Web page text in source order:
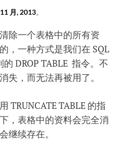
月, 2013。
除一个表格中的所有资
，一种方式是我们在 SQL
DROP TABLE 指令。不
失，而无法再被用了。
TRUNCATE TABLE 的指
，表格中的资料会完全消
继续存在。